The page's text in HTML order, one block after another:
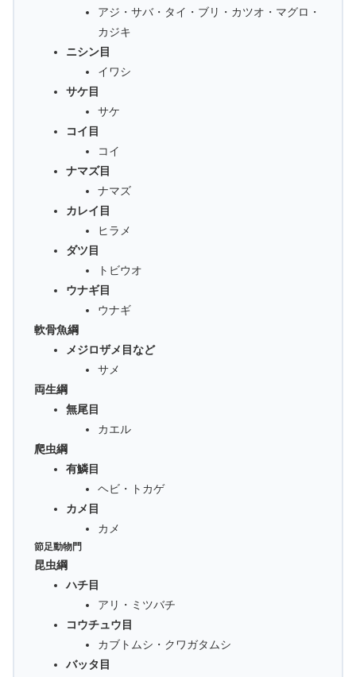
アジ・サバ・タイ・ブリ・カツオ・マグロ・
カジキ
ニシン目
イワシ
サケ目
サケ
コイ目
コイ
ナマズ目
ナマズ
カレイ目
ヒラメ
ダツ目
トビウオ
ウナギ目
ウナギ
軟骨魚綱
メジロザメ目など
サメ
両生綱
無尾目
カエル
爬虫綱
有鱗目
ヘビ・トカゲ
カメ目
カメ
節足動物門
昆虫綱
ハチ目
アリ・ミツバチ
コウチュウ目
カブトムシ・クワガタムシ
バッタ目